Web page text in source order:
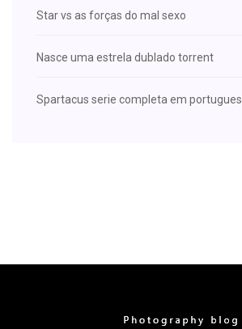
Star vs as forças do mal sexo
Nasce uma estrela dublado torrent
Spartacus serie completa em portugues